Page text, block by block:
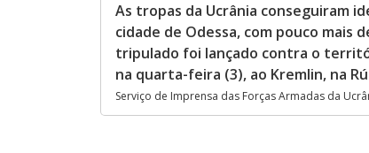
As tropas da Ucrânia conseguiram
cidade de Odessa, com pouco mais
tripulado foi lançado contra o
na quarta-feira (3), ao Kremlin, na
Serviço de Imprensa das Forças Armadas da